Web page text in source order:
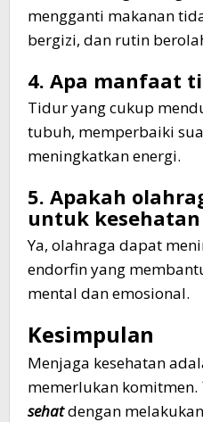
mengganti makanan
bergizi, dan rutin
4. Apa manfaat
Tidur yang cukup
tubuh, memperbaiki
meningkatkan energi.
5. Apakah
untuk
Ya, olahraga dapat
endorfin yang
mental dan emosional.
Kesimpulan
Menjaga kesehatan
memerlukan komitmen.
sehatdengan